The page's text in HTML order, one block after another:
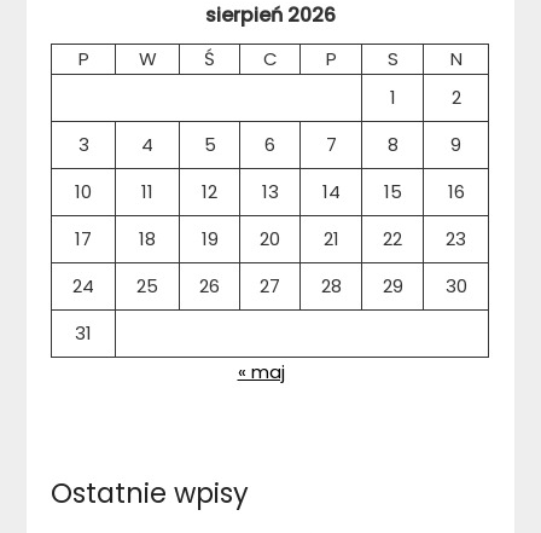
sierpień 2026
P W Ś C P S
N
1
2
3
4 5 6 7 8
9
10
11 12 13 14 15
16
17
18 19 20 21 22
23
24
25 26 27 28 29
30
31
« maj
Ostatnie wpisy